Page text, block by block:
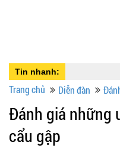
Tin nhanh:
Trang chủ Diễn đàn
Đánh giá những
cẩu gập